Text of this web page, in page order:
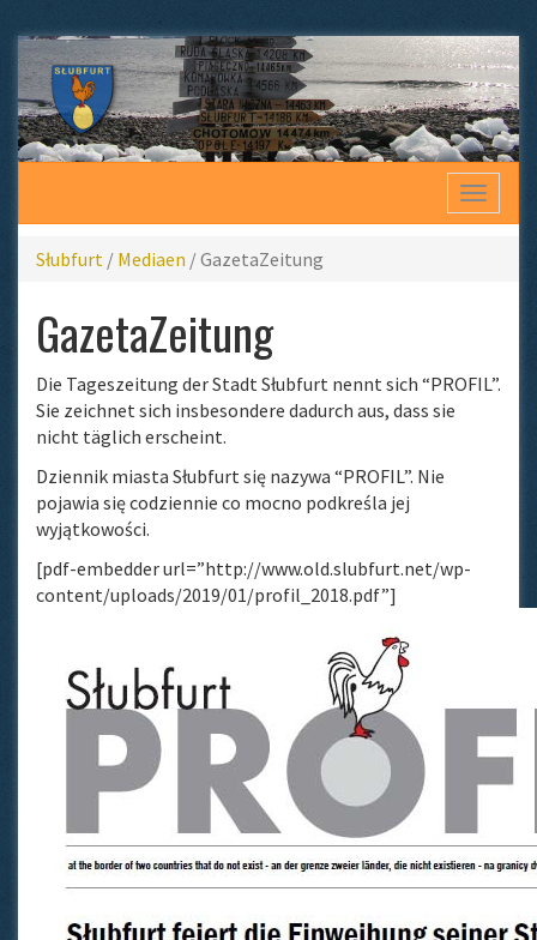
Toggle
Słubfurt / Mediaen /GazetaZeitung
GazetaZeitung
Die Tageszeitung der Stadt Słubfurt nennt sich “PROFIL”.
Sie zeichnet sich insbesondere dadurch aus, dass sie
nicht täglich erscheint.
Dziennik miasta Słubfurt się nazywa “PROFIL”. Nie
pojawia się codziennie co mocno podkreśla jej
wyjątkowości.
[pdf-embedder url=”http://www.old.slubfurt.net/wp-
content/uploads/2019/01/profil_2018.pdf”]